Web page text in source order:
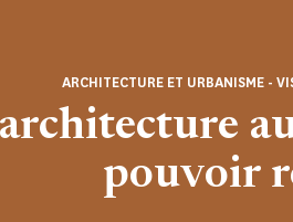
pouvoir
ARCHITECTURE ET URBANISME -